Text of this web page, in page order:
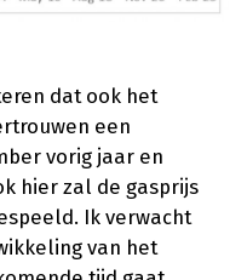
dat ook het
een
vorig jaar en
hier zal de gasprijs
Ik verwacht
van het